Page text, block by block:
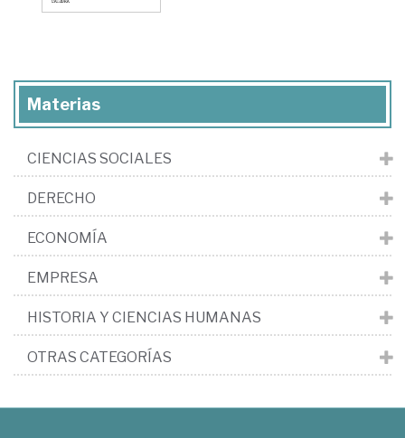
Materias
CIENCIAS SOCIALES
DERECHO
ECONOMÍA
EMPRESA
HISTORIA Y CIENCIAS HUMANAS
OTRAS CATEGORÍAS